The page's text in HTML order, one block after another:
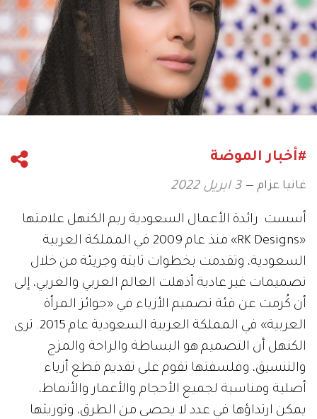
#أخبار الموضة
غانيا عزام 3 ابريل 2022
أسست رائدة الأعمال السعودية ريم الكنهل علامتها
«RK Designs» منذ عام 2009 في المملكة العربية
السعودية، وتقدمت بخطوات ثابتة وجريئة من خلال
تصميمات غير عادية أذهلت العالم العربي والغربي، إلى
أن كُرمت عن فئة تصميم الأزياء في «جوائز المرأة
العربية» في المملكة العربية السعودية عام 2015. ترى
الكنهل أن التصميم هو البساطة والراحة والمزج
والتنسيق، وفلسفتها تقوم على تقديم قطع أزياء
أصلية ومناسبة لجميع الأحجام والأعمار والأنماط،
يمكن ارتداؤها في عدد لا يحصى من الطرق، وتوريثها